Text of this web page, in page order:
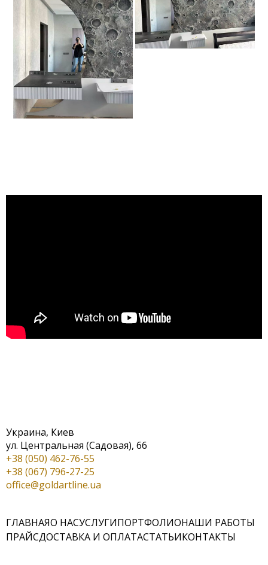
Украина, Киев
ул. Центральная (Садовая), 66
+38 (050) 462-76-55
+38 (067) 796-27-25
office@goldartline.ua
ГЛАВНАЯО НАСУСЛУГИПОРТФОЛИОНАШИ РАБОТЫ
ПРАЙСДОСТАВКА И ОПЛАТАСТАТЬИКОНТАКТЫ